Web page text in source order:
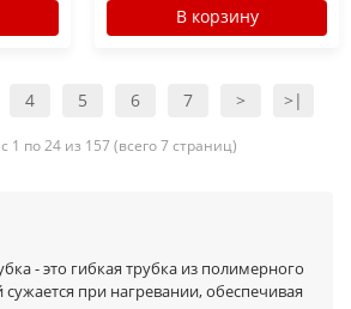
В корзину
4 5 6 7 > >|
1 по 24 из 157 (всего 7 страниц)
- это гибкая трубка из полимерного
при нагревании, обеспечивая